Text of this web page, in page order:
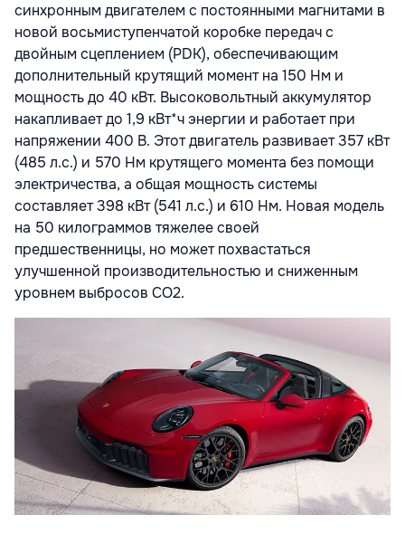
синхронным двигателем с постоянными магнитами в
новой восьмиступенчатой коробке передач с
двойным сцеплением (PDK), обеспечивающим
дополнительный крутящий момент на 150 Нм и
мощность до 40 кВт. Высоковольтный аккумулятор
накапливает до 1,9 кВт*ч энергии и работает при
напряжении 400 В. Этот двигатель развивает 357 кВт
(485 л.с.) и 570 Нм крутящего момента без помощи
электричества, а общая мощность системы
составляет 398 кВт (541 л.с.) и 610 Нм. Новая модель
на 50 килограммов тяжелее своей
предшественницы, но может похвастаться
улучшенной производительностью и сниженным
уровнем выбросов CO2.